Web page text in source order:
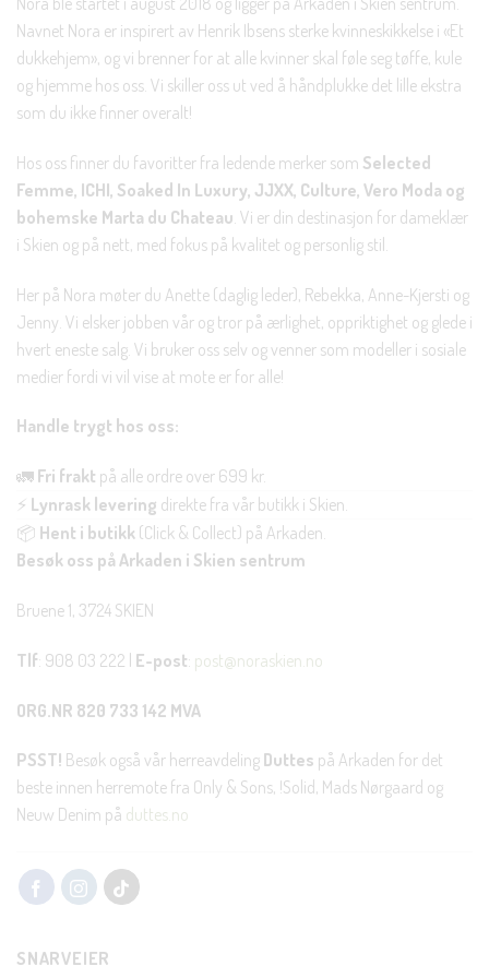
Navnet Nora er inspirert av Henrik Ibsens sterke kvinneskikkelse i «Et
dukkehjem», og vi brenner for at alle kvinner skal føle seg tøffe, kule
og hjemme hos oss. Vi skiller oss ut ved å håndplukke det lille ekstra
som du ikke finner overalt!
Hos oss finner du favoritter fra ledende merker som Selected
Femme, ICHI, Soaked In Luxury, JJXX, Culture, Vero Moda og
bohemske Marta du Chateau . Vi er din destinasjon for dameklær
i Skien og på nett, med fokus på kvalitet og personlig stil.
Her på Nora møter du Anette (daglig leder), Rebekka, Anne-Kjersti og
Jenny. Vi elsker jobben vår og tror på ærlighet, oppriktighet og glede i
hvert eneste salg. Vi bruker oss selv og venner som modeller i sosiale
medier fordi vi vil vise at mote er for alle!
Handle trygt hos oss:
🚛 Fri frakt på alle ordre over 699 kr.
⚡ Lynrask levering direkte fra vår butikk i Skien.
📦 Hent i butikk (Click & Collect) på Arkaden.
Besøk oss på Arkaden i Skien sentrum
Bruene 1, 3724 SKIEN
Tlf: 908 03 222 | E-post: post@noraskien.no
ORG.NR 820 733 142 MVA
PSST! Besøk også vår herreavdeling Duttes på Arkaden for det
beste innen herremote fra Only & Sons, !Solid, Mads Nørgaard og
Neuw Denim på duttes.no
SNARVEIER